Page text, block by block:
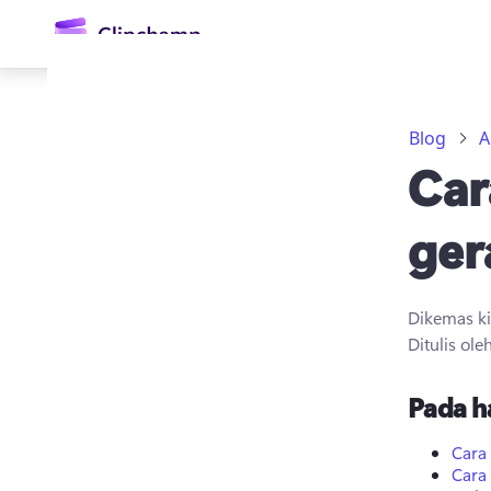
Blog
Dikemas
Ditulis
Pada